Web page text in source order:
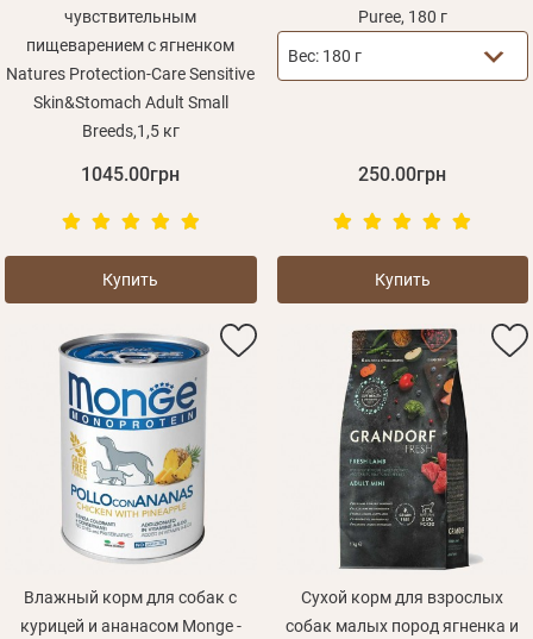
чувствительным
пищеварением с ягненком
Natures Protection-Care Sensitive
Skin&Stomach Adult Small
Breeds,1,5 кг
1045.00грн
Купить
Puree, 180 г
Вес: 180 г
250.00грн
Купить
Влажный корм для собак с
курицей и ананасом Monge -
Сухой корм для взрослых
собак малых пород ягненка и
Регистрация
Личные данные
Получать уведомления о новинках,скидках, акциях
Отправить
Вам на почту будет отправленно письмо с сылкой
для подтверждения регистрации.
Не пришло письмо?
Повторить отправку
Данные не подвязаны ни к одной учетной записи, или
ваша учетная запись не подтверждена